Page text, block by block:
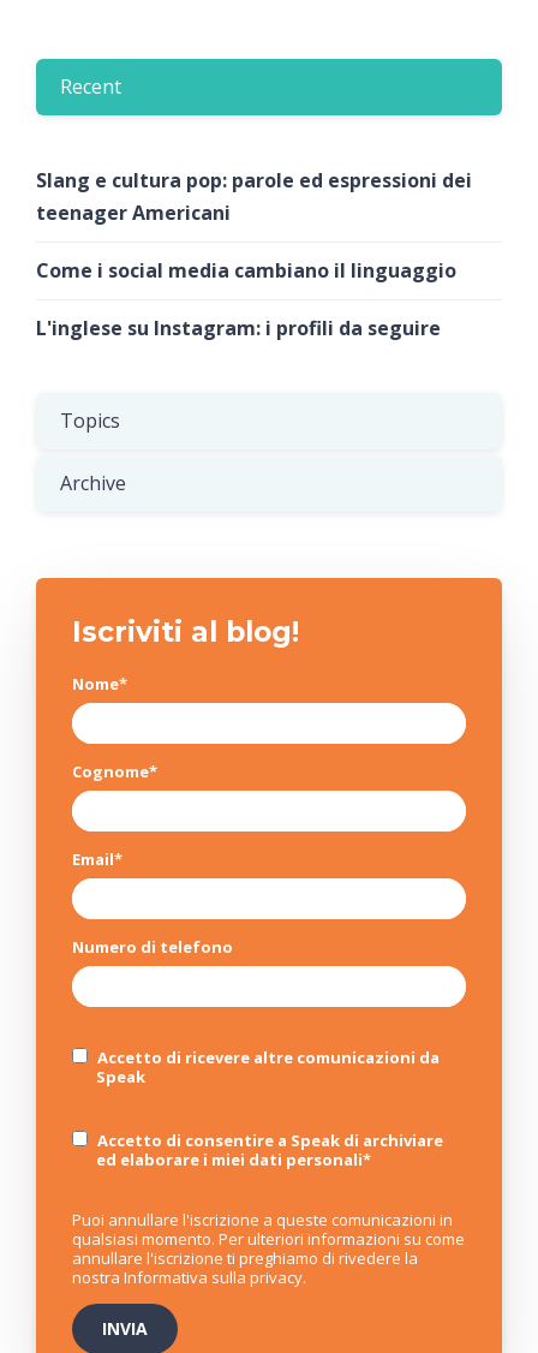
Recent
Slang e cultura pop: parole ed espressioni dei
teenager Americani
Come i social media cambiano il linguaggio
L'inglese su Instagram: i profili da seguire
Topics
Archive
Iscriviti al blog!
Nome*
Cognome*
Email*
Numero di telefono
Accetto di ricevere altre comunicazioni da
Speak
Accetto di consentire a Speak di archiviare
ed elaborare i miei dati personali*
Puoi annullare l'iscrizione a queste comunicazioni in
qualsiasi momento. Per ulteriori informazioni su come
annullare l'iscrizione ti preghiamo di rivedere la
nostra Informativa sulla privacy.